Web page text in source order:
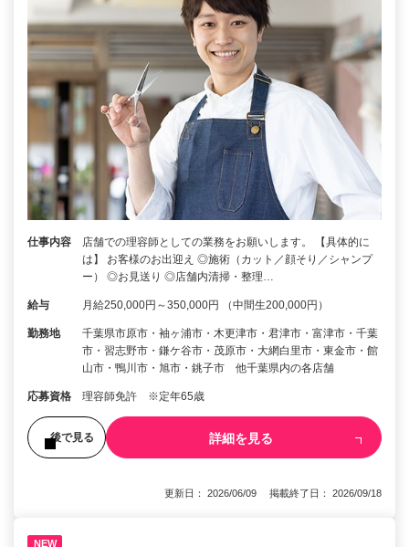
仕事内容
店舗での理容師としての業務をお願いします。 【具体的に
は】 お客様のお出迎え ◎施術（カット／顔そり／シャンプ
ー） ◎お見送り ◎店舗内清掃・整理…
給与 月給250,000円～350,000円 （中間生200,000円）
勤務地
千葉県市原市・袖ヶ浦市・木更津市・君津市・富津市・千葉
市・習志野市・鎌ケ谷市・茂原市・大網白里市・東金市・館
山市・鴨川市・旭市・銚子市 他千葉県内の各店舗
応募資格 理容師免許 ※定年65歳
後で見る 詳細を見る
更新日： 2026/06/09 掲載終了日： 2026/09/18
NEW